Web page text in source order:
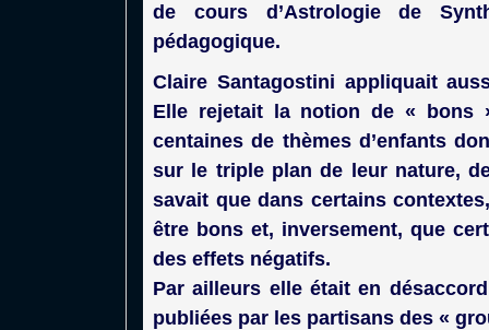
de cours d’Astrologie de
pédagogique.
Claire Santagostini appliquait
Elle rejetait la notion de « bons
centaines de thèmes d’enfants
sur le triple plan de leur nature,
savait que dans certains
être bons et, inversement, que
des effets négatifs.
Par ailleurs elle était en
publiées par les partisans des «